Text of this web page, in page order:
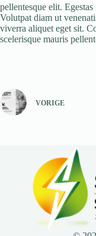
pellentesque elit.
Volutpat diam ut
viverra aliquet eget sit.
scelerisque mauris
VORIGE